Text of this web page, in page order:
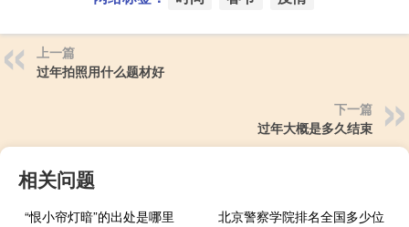
上一篇
过年拍照用什么题材好
下一篇
过年大概是多久结束
相关问题
“恨小帘灯暗”的出处是哪里
北京警察学院排名全国多少位